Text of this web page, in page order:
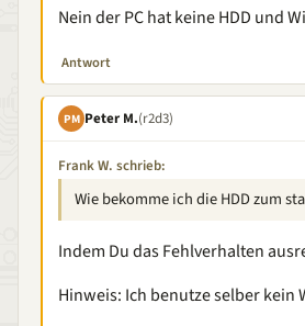
Nein der PC hat keine HDD und
Antwort
PM Peter M.(r2d3)
Frank W. schrieb:
Wie bekomme ich die HDD zum
Indem Du das Fehlverhalten
Hinweis: Ich benutze selber kein